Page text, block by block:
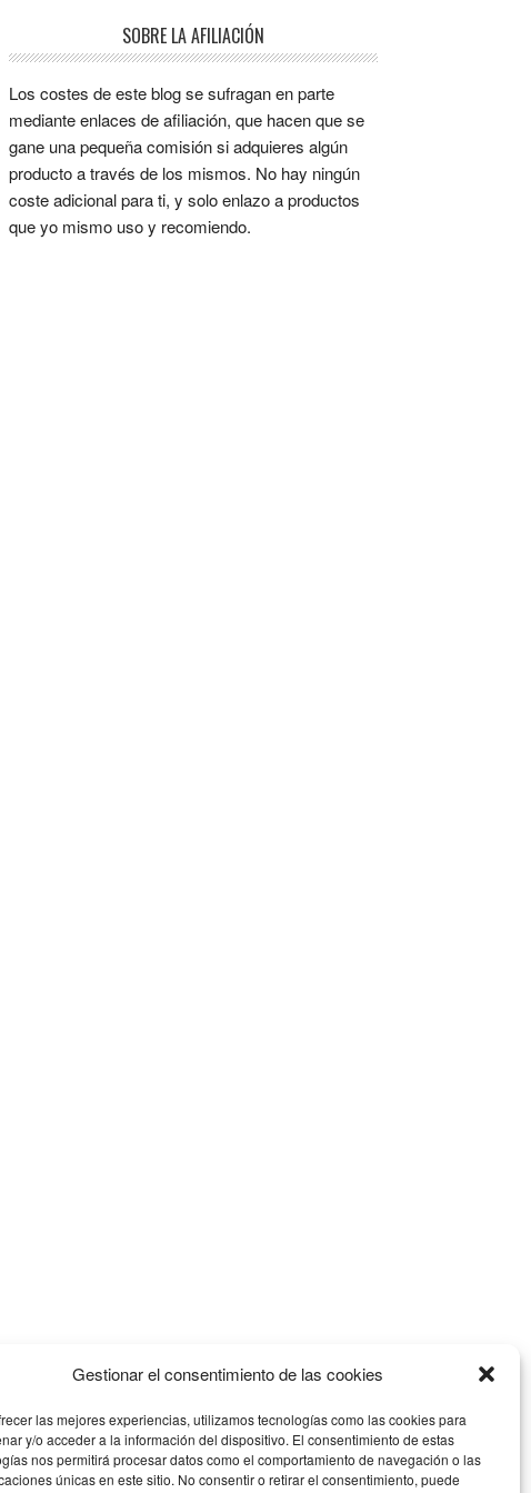
Gestionar el consentimiento de las cookies
las mejores experiencias, utilizamos tecnologías como las cookies para
y/o acceder a la información del dispositivo. El consentimiento de estas
nos permitirá procesar datos como el comportamiento de navegación o las
únicas en este sitio. No consentir o retirar el consentimiento, puede
SOBRE LA AFILIACIÓN
Los costes de este blog se sufragan en parte
mediante enlaces de afiliación, que hacen que se
gane una pequeña comisión si adquieres algún
producto a través de los mismos. No hay ningún
coste adicional para ti, y solo enlazo a productos
que yo mismo uso y recomiendo.